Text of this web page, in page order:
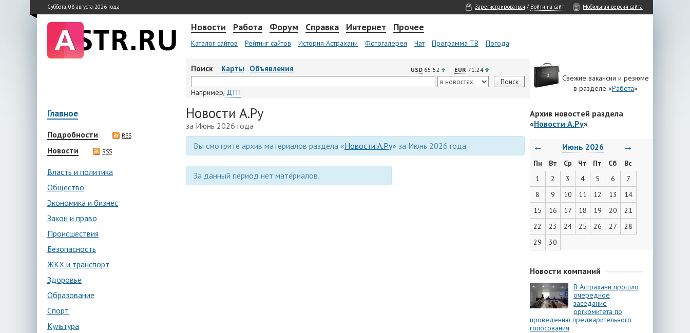
Суббота, 08 августа 2026 года Зарегистрироваться / Войти на сайт Мобильная версия сайта
Новости Работа Форум Справка Интернет Прочее
Каталог сайтов Рейтинг сайтов История Астрахани Фотогалерея Чат Программа ТВ Погода
Поиск Карты Объявления USD 65.52 EUR 71.24
Например, ДТП
Свежие вакансии и резюме
в разделе «Работа»
Главное
Подробности RSS
Новости RSS
Власть и политика
Общество
Экономика и бизнес
Закон и право
Происшествия
Безопасность
ЖКХ и транспорт
Здоровье
Образование
Спорт
Культура
Новости А.Ру
за Июнь 2026 года
Вы смотрите архив материалов раздела «Новости А.Ру» за Июнь 2026 года.
За данный период нет материалов.
Архив новостей раздела
«Новости А.Ру»
← Июнь 2026 →
Пн Вт Ср Чт Пт Сб
Вс
1
2 3 4 5 6
7
8
9 10 11 12 13
14
15
16 17 18 19 20
21
22
23 24 25 26 27
28
29
30
Новости компаний
В Астрахани прошло
очередное
заседание
оргкомитета по
проведению предварительного
голосования